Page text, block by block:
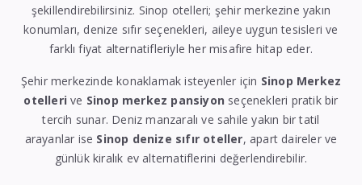
şekillendirebilirsiniz. Sinop otelleri; şehir merkezine yakın
konumları, denize sıfır seçenekleri, aileye uygun tesisleri ve
farklı fiyat alternatifleriyle her misafire hitap eder.
Şehir merkezinde konaklamak isteyenler için Sinop Merkez
otelleri ve Sinop merkez pansiyon seçenekleri pratik bir
tercih sunar. Deniz manzaralı ve sahile yakın bir tatil
arayanlar ise Sinop denize sıfır oteller, apart daireler ve
günlük kiralık ev alternatiflerini değerlendirebilir.